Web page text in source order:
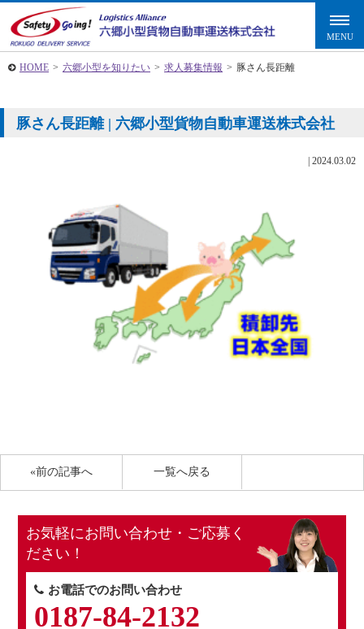
HOME > 六郷小型を知りたい > 求人募集情報 > 豚さん長距離
豚さん長距離 | 六郷小型貨物自動車運送株式会社
2024.03.02
«前の記事へ 一覧へ戻る
お気軽にお問い合わせ・ご応募く
ださい！
お電話でのお問い合わせ
0187-84-2132